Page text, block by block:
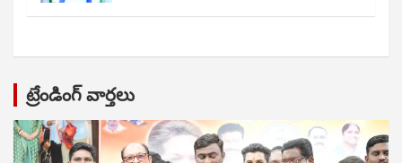
ట్రేండింగ్ వార్తలు